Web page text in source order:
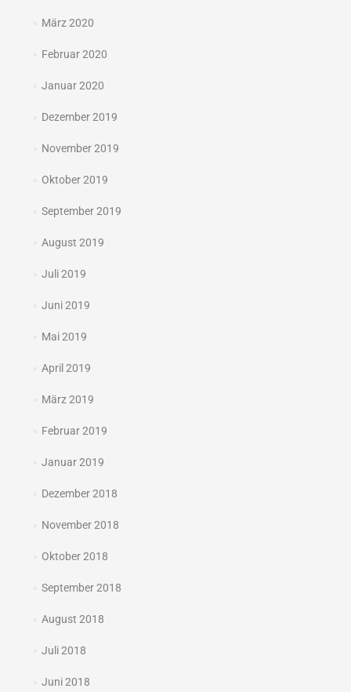
März 2020
Februar 2020
Januar 2020
Dezember 2019
November 2019
Oktober 2019
September 2019
August 2019
Juli 2019
Juni 2019
Mai 2019
April 2019
März 2019
Februar 2019
Januar 2019
Dezember 2018
November 2018
Oktober 2018
September 2018
August 2018
Juli 2018
Juni 2018